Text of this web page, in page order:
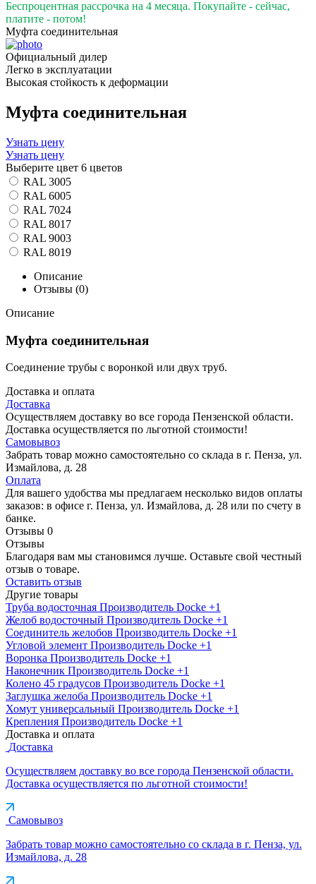
Беспроцентная рассрочка на 4 месяца. Покупайте - сейчас,
платите - потом!
Муфта соединительная
Официальный дилер
Легко в эксплуатации
Высокая стойкость к деформации
Муфта соединительная
Узнать цену
Узнать цену
Выберите цвет 6 цветов
RAL 3005
RAL 6005
RAL 7024
RAL 8017
RAL 9003
RAL 8019
Описание
Отзывы (0)
Описание
Муфта соединительная
Соединение трубы с воронкой или двух труб.
Доставка и оплата
Доставка
Осуществляем доставку во все города Пензенской области.
Доставка осуществляется по льготной стоимости!
Самовывоз
Забрать товар можно самостоятельно со склада в г. Пенза, ул.
Измайлова, д. 28
Оплата
Для вашего удобства мы предлагаем несколько видов оплаты
заказов: в офисе г. Пенза, ул. Измайлова, д. 28 или по счету в
банке.
Отзывы 0
Отзывы
Благодаря вам мы становимся лучше. Оставьте свой честный
отзыв о товаре.
Оставить отзыв
Другие товары
Труба водосточная Производитель Docke +1
Желоб водосточный Производитель Docke +1
Соединитель желобов Производитель Docke +1
Угловой элемент Производитель Docke +1
Воронка Производитель Docke +1
Наконечник Производитель Docke +1
Колено 45 градусов Производитель Docke +1
Заглушка желоба Производитель Docke +1
Хомут универсальный Производитель Docke +1
Крепления Производитель Docke +1
Доставка и оплата
Доставка
Осуществляем доставку во все города Пензенской области.
Доставка осуществляется по льготной стоимости!
Самовывоз
Забрать товар можно самостоятельно со склада в г. Пенза, ул.
Измайлова, д. 28